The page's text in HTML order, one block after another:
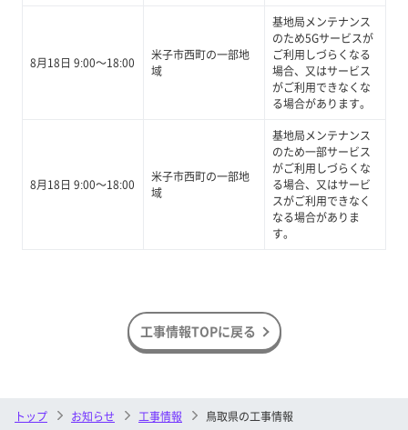
8月18日 9:00～18:00
米子市西町の一部地
域
基地局メンテナンス
のため5Gサービスが
ご利用しづらくなる
場合、又はサービス
がご利用できなくな
る場合があります。
8月18日 9:00～18:00
米子市西町の一部地
域
基地局メンテナンス
のため一部サービス
がご利用しづらくな
る場合、又はサービ
スがご利用できなく
なる場合がありま
す。
工事情報TOPに戻る
トップ お知らせ 工事情報 鳥取県の工事情報